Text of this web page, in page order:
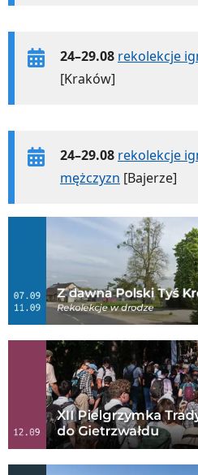
24–29.08 rekolekcje
[Kraków]
24–29.08 rekolekcje
mężczyzn [Bajerze]